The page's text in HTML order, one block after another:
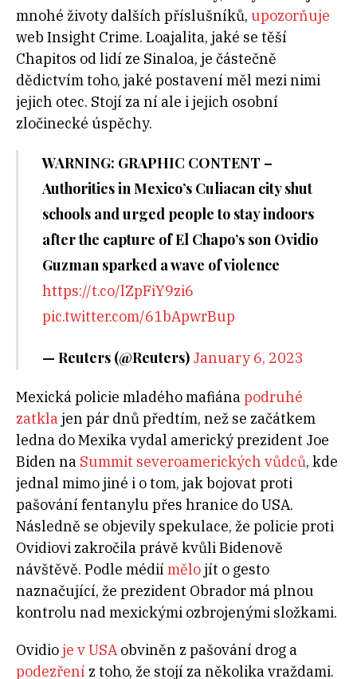
mnohé životy dalších příslušníků, upozorňuje
web Insight Crime. Loajalita, jaké se těší
Chapitos od lidí ze Sinaloa, je částečně
dědictvím toho, jaké postavení měl mezi nimi
jejich otec. Stojí za ní ale i jejich osobní
zločinecké úspěchy.
WARNING: GRAPHIC CONTENT –
Authorities in Mexico’s Culiacan city shut
schools and urged people to stay indoors
after the capture of El Chapo’s son Ovidio
Guzman sparked a wave of violence
https://t.co/lZpFiY9zi6
pic.twitter.com/61bApwrBup
— Reuters (@Reuters) January 6, 2023
Mexická policie mladého mafiánapodruhé
zatklajen pár dnů předtím, než se začátkem
ledna do Mexika vydal americký prezident Joe
Biden na Summit severoamerických vůdců, kde
jednal mimo jiné i o tom, jak bojovat proti
pašování fentanylu přes hranice do USA.
Následně se objevily spekulace, že policie proti
Ovidiovi zakročila právě kvůli Bidenově
návštěvě. Podle médií mělojít o gesto
naznačující, že prezident Obrador má plnou
kontrolu nad mexickými ozbrojenými složkami.
Ovidioje v USA obviněn z pašování drog a
podezření z toho, že stojí za několika vraždami.